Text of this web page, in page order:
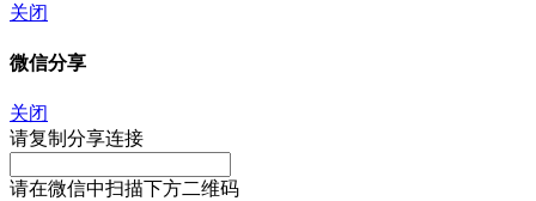
关闭
微信分享
关闭
请复制分享连接
请在微信中扫描下方二维码